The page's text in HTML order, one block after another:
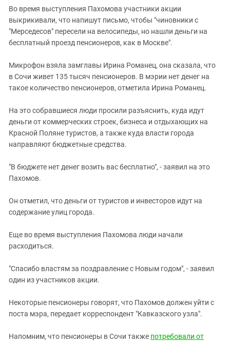
Во время выступления Пахомова участники акции
выкрикивали, что напишут письмо, чтобы "чиновники с
"Мерседесов" пересели на велосипеды, но нашли деньги на
бесплатный проезд пенсионеров, как в Москве".
Микрофон взяла замглавы Ирина Романец, она сказала, что
в Сочи живет 135 тысяч пенсионеров. В мэрии нет денег на
такое количество пенсионеров, отметила Ирина Романец.
На это собравшиеся люди просили разъяснить, куда идут
деньги от коммерческих строек, бизнеса и отдыхающих на
Красной Поляне туристов, а также куда власти города
направляют бюджетные средства.
"В бюджете нет денег возить вас бесплатно", - заявил на это
Пахомов.
Он отметил, что деньги от туристов и инвесторов идут на
содержание улиц города.
Еще во время выступления Пахомова люди начали
расходиться.
"Спасибо властям за поздравление с Новым годом", - заявил
один из участников акции.
Некоторые пенсионеры говорят, что Пахомов должен уйти с
поста мэра, передает корреспондент "Кавказского узла".
Напомним, что пенсионеры в Сочи также потребовали от